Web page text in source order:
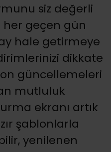
siz değerli
her geçen gün
hale getirmeye
dikkate
güncellemeleri
mutluluk
ekranı artık
şablonlarla
yenilenen